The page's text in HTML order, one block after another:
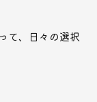
て、日々の選択